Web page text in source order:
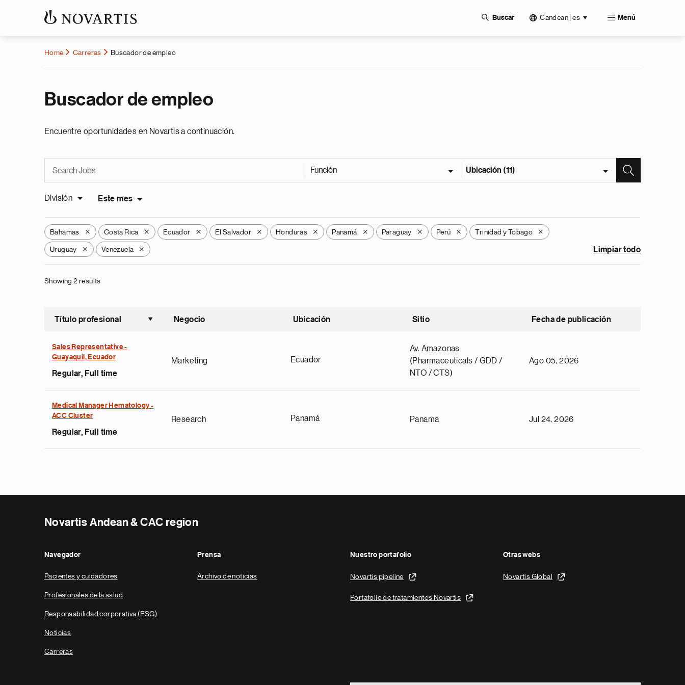
Buscar Candean | es Menú
Home Carreras Buscador de empleo
Buscador de empleo
Encuentre oportunidades en Novartis a continuación.
Función Ubicación (11)
División Este mes
Bahamas X Costa Rica X Ecuador X El Salvador X Honduras X Panamá X Paraguay X Perú X Trinidad y Tobago X
Uruguay X Venezuela X Limpiar todo
Showing 2 results
Título profesional
Ordenar ascendente
Negocio Ubicación Sitio Fecha de publicación
Sales Representative -
Guayaquil, Ecuador
Regular, Full time
Marketing Ecuador
Av. Amazonas
(Pharmaceuticals / GDD /
NTO / CTS)
Ago 05, 2026
Medical Manager Hematology -
ACC Cluster
Regular, Full time
Research Panamá Panama Jul 24, 2026
Novartis Andean & CAC region
Navegador
Pacientes y cuidadores
Profesionales de la salud
Responsabilidad corporativa (ESG)
Noticias
Carreras
Prensa
Archivo de noticias
Nuestro portafolio
Novartis pipeline
Portafolio de tratamientos Novartis
Otras webs
Novartis Global